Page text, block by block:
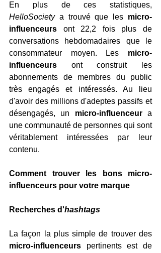
HelloSociety a trouvé que les micro-
influenceurs ont 22,2 fois plus de
conversations hebdomadaires que le
consommateur moyen. Les micro-
influenceurs ont construit les
abonnements de membres du public
très engagés et intéressés. Au lieu
d'avoir des millions d'adeptes passifs et
désengagés, un micro-influenceur a
une communauté de personnes qui sont
véritablement intéressées par leur
contenu.
Comment trouver les bons micro-
influenceurs pour votre marque
Recherches d'hashtags
micro-influenceurs pertinents est de